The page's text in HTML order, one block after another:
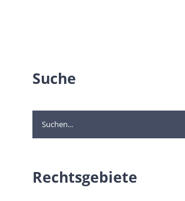
Suche
Suche
nach:
Rechtsgebiete